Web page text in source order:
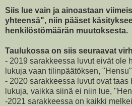
Siis lue vain ja ainoastaan
yhteensä", niin pääset
henkilöstömäärän muutoksesta.
Taulukossa on siis seuraavat
- 2019 sarakkeessa luvut eivät ole
lukuja vaan tilinpäätöksen,
- 2020 sarakkeessa luvut ovat
lukuja, vaikka siinä ei niin lue,
-2021 sarakkeessa on kaikki